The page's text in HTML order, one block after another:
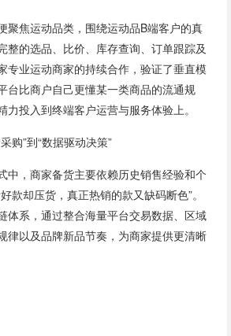
聚焦运动品类，围绕运动品B端客户的真
整的选品、比价、库存查询、订单跟踪及
专业运动商家的持续合作，验证了垂直模
比商户自己更懂某一类商品的流通规
力投入到终端客户运营与服务体验上。
购”到“数据驱动决策”
中，商家备货主要依赖历史销售经验和个
款却压货，真正热销的款又缺码断色”。
体系，通过整合海量平台交易数据、区域
律以及品牌新品节奏，为商家提供更清晰